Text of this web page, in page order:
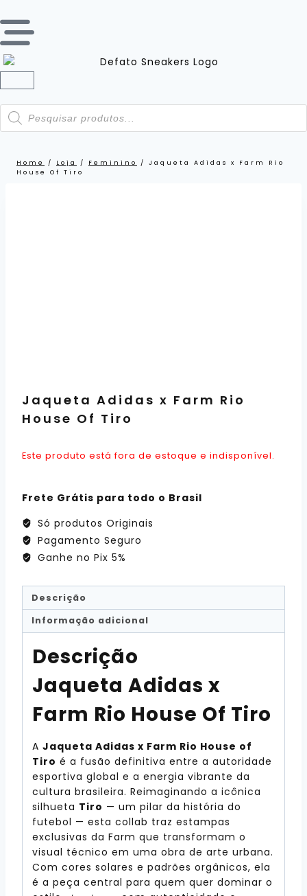
Home / Loja / Feminino /
Jaqueta Adidas x Farm Rio
House Of Tiro
Jaqueta Adidas x Farm Rio
House Of Tiro
Este produto está fora de estoque e indisponível.
Frete Grátis para todo o Brasil
Só produtos Originais
Pagamento Seguro
Ganhe no Pix 5%
Descrição
Informação adicional
Descrição
Jaqueta Adidas x
Farm Rio House Of Tiro
A Jaqueta Adidas x Farm Rio House of
Tiro é a fusão definitiva entre a autoridade
esportiva global e a energia vibrante da
cultura brasileira. Reimaginando a icônica
silhueta Tiro — um pilar da história do
futebol — esta collab traz estampas
exclusivas da Farm que transformam o
visual técnico em uma obra de arte urbana.
Com cores solares e padrões orgânicos, ela
é a peça central para quem quer dominar o